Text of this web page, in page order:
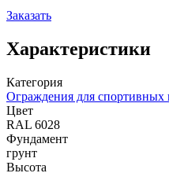
Заказать
Характеристики
Категория
Ограждения для спортивных
Цвет
RAL 6028
Фундамент
грунт
Высота